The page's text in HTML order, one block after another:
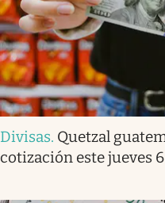
Divisas. Quetzal
cotización este jueves